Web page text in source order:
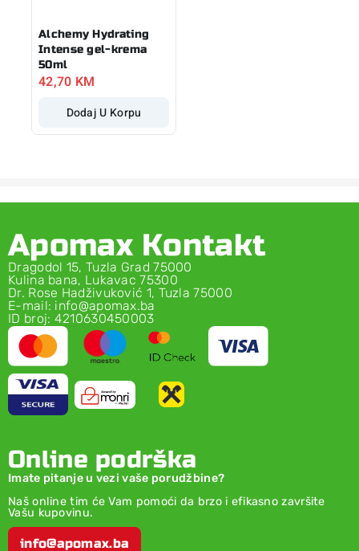
Alchemy Hydrating
Intense gel-krema
50ml
42,70 KM
Dodaj U Korpu
Apomax Kontakt
Dragodol 15, Tuzla Grad 75000
Kulina bana, Lukavac 75300
Dr. Rose Hadživuković 1, Tuzla 75000
E-mail: info@apomax.ba
ID broj: 4210630450003
Online podrška
Imate pitanje u vezi vaše porudžbine?
Naš online tim će Vam pomoći da brzo i efikasno završite
Vašu kupovinu.
info@apomax.ba